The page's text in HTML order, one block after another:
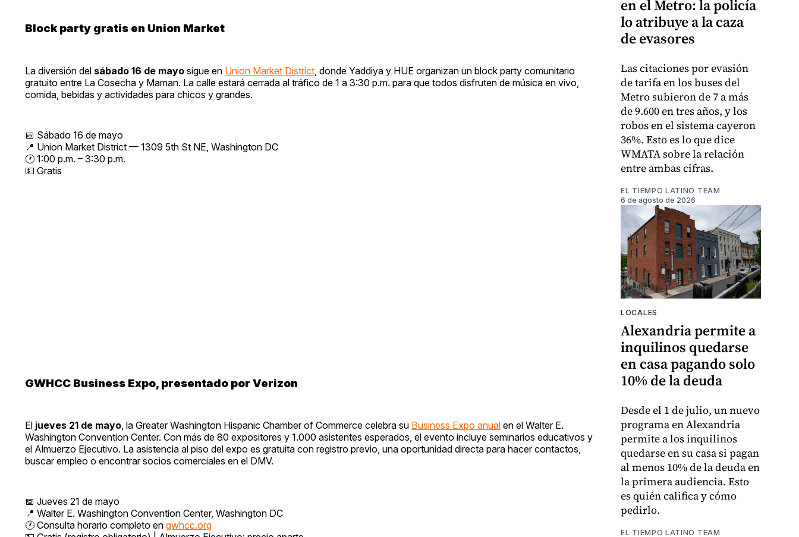
Block party gratis en Union Market
La diversión del sábado 16 de mayo sigue en Union Market District , donde Yaddiya y HUE organizan un block party comunitario
gratuito entre La Cosecha y Maman. La calle estará cerrada al tráfico de 1 a 3:30 p.m. para que todos disfruten de música en vivo,
comida, bebidas y actividades para chicos y grandes.
📅 Sábado 16 de mayo
📍 Union Market District — 1309 5th St NE, Washington DC
🕐 1:00 p.m. – 3:30 p.m.
💵 Gratis
GWHCC Business Expo, presentado por Verizon
El jueves 21 de mayo, la Greater Washington Hispanic Chamber of Commerce celebra su Business Expo anual en el Walter E.
Washington Convention Center. Con más de 80 expositores y 1.000 asistentes esperados, el evento incluye seminarios educativos y
el Almuerzo Ejecutivo. La asistencia al piso del expo es gratuita con registro previo, una oportunidad directa para hacer contactos,
buscar empleo o encontrar socios comerciales en el DMV.
📅 Jueves 21 de mayo
📍 Walter E. Washington Convention Center, Washington DC
🕐 Consulta horario completo en gwhcc.org
en el Metro: la policía
lo atribuye a la caza
de evasores
Las citaciones por evasión
de tarifa en los buses del
Metro subieron de 7 a más
de 9.600 en tres años, y los
robos en el sistema cayeron
36%. Esto es lo que dice
WMATA sobre la relación
entre ambas cifras.
EL TIEMPO LATINO TEAM
6 de agosto de 2026
LOCALES
Alexandria permite a
inquilinos quedarse
en casa pagando solo
10% de la deuda
Desde el 1 de julio, un nuevo
programa en Alexandria
permite a los inquilinos
quedarse en su casa si pagan
al menos 10% de la deuda en
la primera audiencia. Esto
es quién califica y cómo
pedirlo.
EL TIEMPO LATINO TEAM